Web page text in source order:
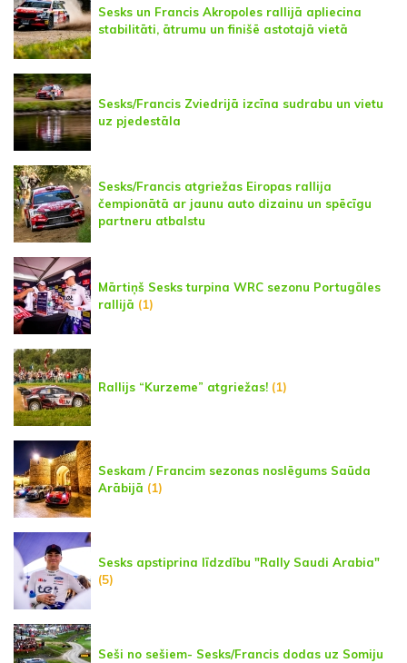
Sesks un Francis Akropoles rallijā apliecina
stabilitāti, ātrumu un finišē astotajā vietā
Sesks/Francis Zviedrijā izcīna sudrabu un vietu
uz pjedestāla
Sesks/Francis atgriežas Eiropas rallija
čempionātā ar jaunu auto dizainu un spēcīgu
partneru atbalstu
Mārtiņš Sesks turpina WRC sezonu Portugāles
rallijā (1)
Rallijs “Kurzeme” atgriežas! (1)
Seskam / Francim sezonas noslēgums Saūda
Arābijā (1)
Sesks apstiprina līdzdību "Rally Saudi Arabia"
(5)
Seši no sešiem- Sesks/Francis dodas uz Somiju